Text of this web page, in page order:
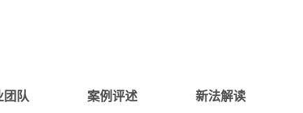
团队 案例评述 新法解读